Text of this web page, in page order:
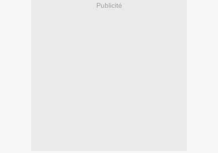
Publicité